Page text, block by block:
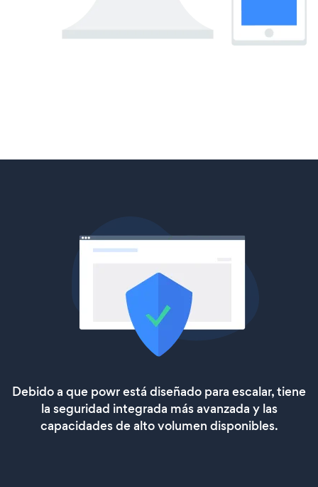
Debido a que powr está diseñado para escalar, tiene
la seguridad integrada más avanzada y las
capacidades de alto volumen disponibles.